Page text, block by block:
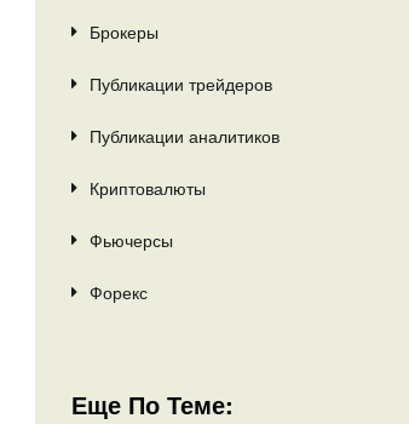
Брокеры
Публикации трейдеров
Публикации аналитиков
Криптовалюты
Фьючерсы
Форекс
Еще По Теме: